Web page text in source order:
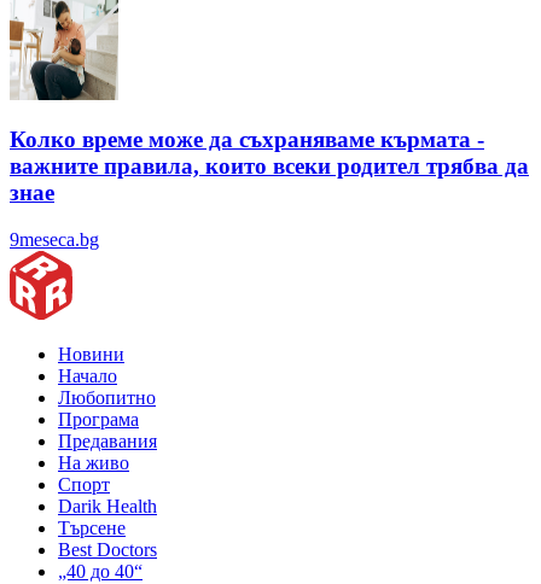
Колко време може да съхраняваме кърмата -
важните правила, които всеки родител трябва да
знае
9meseca.bg
Новини
Начало
Любопитно
Програма
Предавания
На живо
Спорт
Darik Health
Търсене
Best Doctors
„40 до 40“